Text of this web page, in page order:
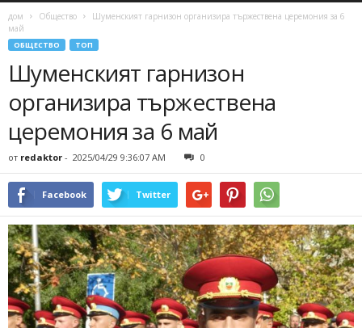
дом Общество
Шуменският гарнизон организира тържествена церемония за 6
май
ОБЩЕСТВО ТОП
Шуменският гарнизон
организира тържествена
церемония за 6 май
от redaktor - 2025/04/29 9:36:07 AM 0
Facebook Twitter